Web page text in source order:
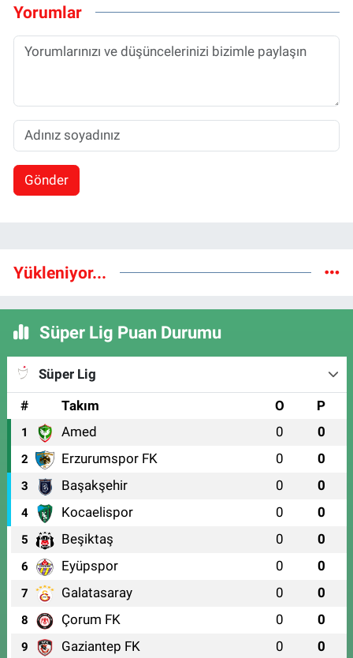
Yorumlar
Gönder
Yükleniyor...
Süper Lig Puan Durumu
Süper Lig
#
Takım O P
1 Amed 0 0
2 Erzurumspor FK 0 0
3 Başakşehir 0 0
4 Kocaelispor 0 0
5 Beşiktaş 0 0
6 Eyüpspor 0 0
7 Galatasaray 0 0
8 Çorum FK 0 0
9 Gaziantep FK 0 0